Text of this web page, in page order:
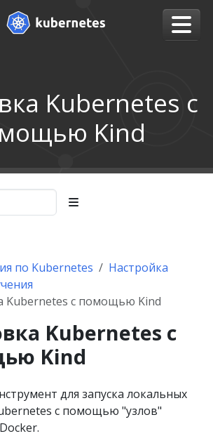
Kubernetes с
Kind
по Kubernetes
Настройка
Kubernetes с помощью Kind
Kubernetes с
Kind
для запуска локальных
с помощью "узлов"